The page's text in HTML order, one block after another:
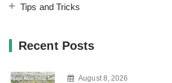
Tips and Tricks
Recent Posts
August 8, 2026